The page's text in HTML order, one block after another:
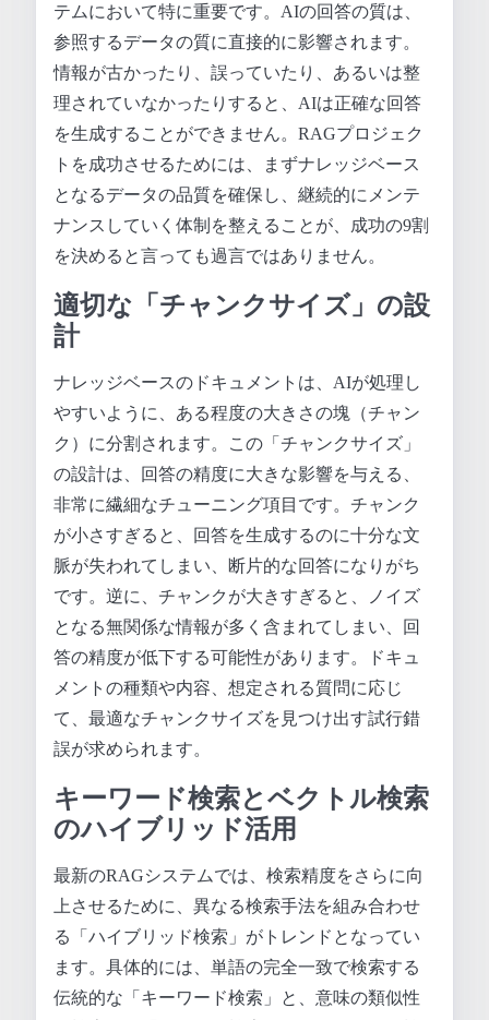
テムにおいて特に重要です。AIの回答の質は、
参照するデータの質に直接的に影響されます。
情報が古かったり、誤っていたり、あるいは整
理されていなかったりすると、AIは正確な回答
を生成することができません。RAGプロジェク
トを成功させるためには、まずナレッジベース
となるデータの品質を確保し、継続的にメンテ
ナンスしていく体制を整えることが、成功の9割
を決めると言っても過言ではありません。
適切な「チャンクサイズ」の設
計
ナレッジベースのドキュメントは、AIが処理し
やすいように、ある程度の大きさの塊（チャン
ク）に分割されます。この「チャンクサイズ」
の設計は、回答の精度に大きな影響を与える、
非常に繊細なチューニング項目です。チャンク
が小さすぎると、回答を生成するのに十分な文
脈が失われてしまい、断片的な回答になりがち
です。逆に、チャンクが大きすぎると、ノイズ
となる無関係な情報が多く含まれてしまい、回
答の精度が低下する可能性があります。ドキュ
メントの種類や内容、想定される質問に応じ
て、最適なチャンクサイズを見つけ出す試行錯
誤が求められます。
キーワード検索とベクトル検索
のハイブリッド活用
最新のRAGシステムでは、検索精度をさらに向
上させるために、異なる検索手法を組み合わせ
る「ハイブリッド検索」がトレンドとなってい
ます。具体的には、単語の完全一致で検索する
伝統的な「キーワード検索」と、意味の類似性